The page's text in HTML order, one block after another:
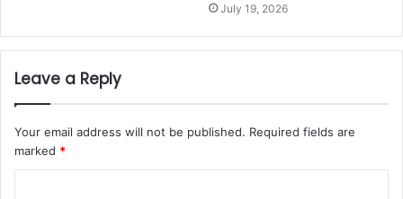
July 19, 2026
Leave a Reply
Your email address will not be published. Required fields are
marked *